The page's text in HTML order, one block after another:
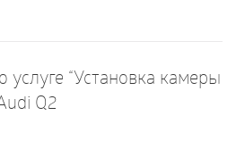
услуге “Установка камеры
Q2